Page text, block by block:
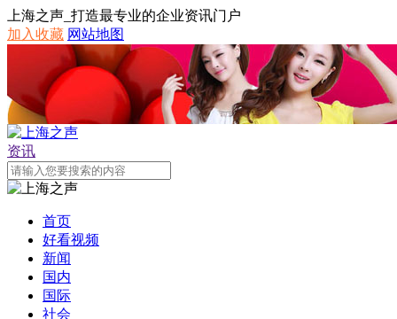
上海之声_打造最专业的企业资讯门户
加入收藏 网站地图
资讯
首页
好看视频
新闻
国内
国际
社会